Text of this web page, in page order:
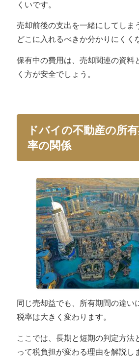
くいです。
売却前後の支出を一緒にしてしま
どこに入れるべきか分かりにくく
保有中の費用は、売却関連の資料
く方が安全でしょう。
ドバイの不動産の所
率の関係
同じ売却益でも、所有期間の違い
税率は大きく変わります。
ここでは、長期と短期の判定方法
って税負担が変わる理由を解説し